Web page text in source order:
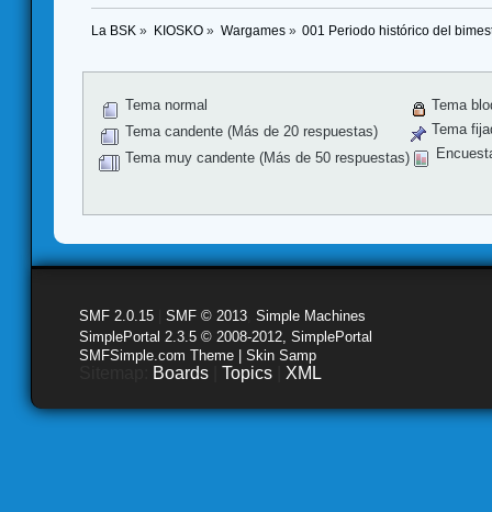
La BSK » KIOSKO» Wargames» 001 Periodo histórico del
Tema normal
Tema candente (Más de 20 respuestas)
Tema muy candente (Más de 50 respuestas)
Tema
Tema
SMF 2.0.15 SMF © 2013 Simple Machines
SimplePortal 2.3.5 © 2008-2012, SimplePortal
SMFSimple.com Theme | Skin Samp
Boards Topics XML